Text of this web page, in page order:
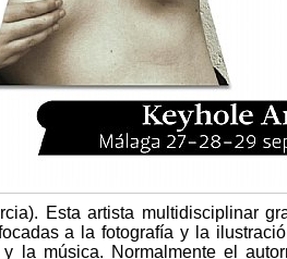
Esta artista multidisciplinar
a la fotografía y la
la música. Normalmente el